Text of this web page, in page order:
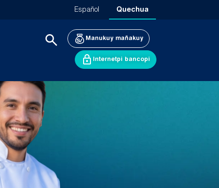
Español Quechua
Manukuy mañakuy
Internetpi bancopi